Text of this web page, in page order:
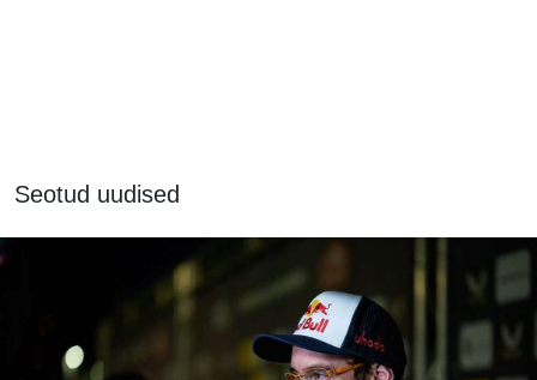
Seotud uudised